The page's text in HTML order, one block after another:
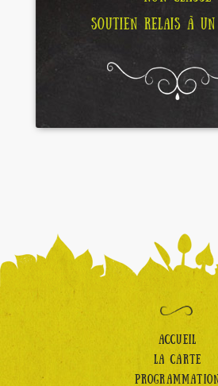
SOUTIEN RELAIS À
ACCUEIL
LA CARTE